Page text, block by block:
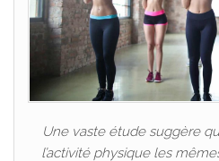
Une vaste étude suggère
l’activité physique les